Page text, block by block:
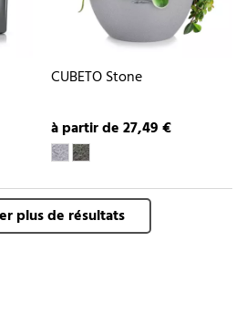
CUBETO Stone
à partir de 27,49 €
plus de résultats